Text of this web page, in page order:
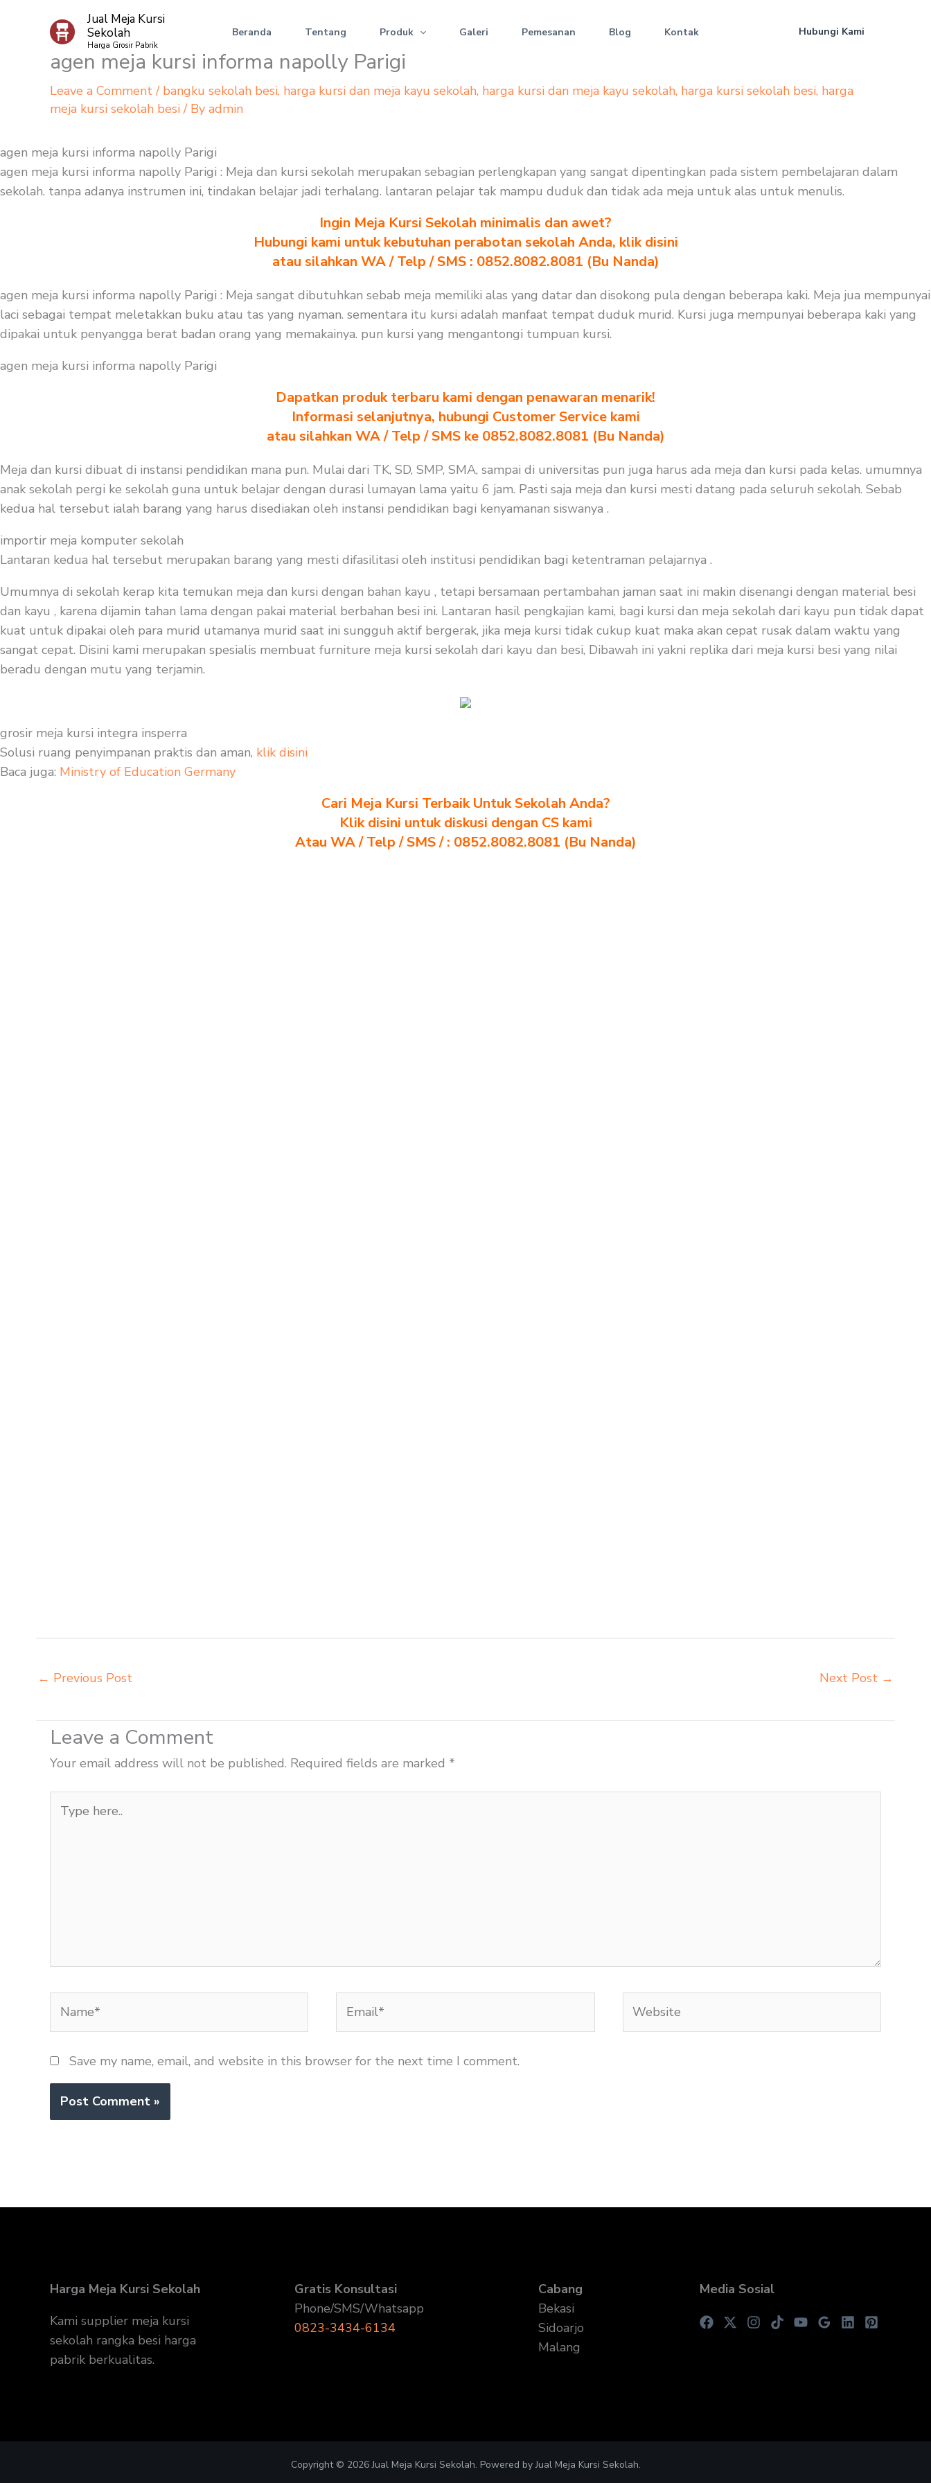
Jual Meja Kursi
Sekolah
Harga Grosir Pabrik
Beranda Tentang Produk Galeri Pemesanan Blog Kontak Hubungi Kami
agen meja kursi informa napolly Parigi
Leave a Comment / bangku sekolah besi, harga kursi dan meja kayu sekolah, harga kursi dan meja kayu sekolah, harga kursi sekolah besi, harga
meja kursi sekolah besi/ By admin
agen meja kursi informa napolly Parigi
agen meja kursi informa napolly Parigi : Meja dan kursi sekolah merupakan sebagian perlengkapan yang sangat dipentingkan pada sistem pembelajaran dalam
sekolah. tanpa adanya instrumen ini, tindakan belajar jadi terhalang. lantaran pelajar tak mampu duduk dan tidak ada meja untuk alas untuk menulis.
Ingin Meja Kursi Sekolah minimalis dan awet?
Hubungi kami untuk kebutuhan perabotan sekolah Anda, klik disini
atau silahkan WA / Telp / SMS : 0852.8082.8081 (Bu Nanda)
agen meja kursi informa napolly Parigi : Meja sangat dibutuhkan sebab meja memiliki alas yang datar dan disokong pula dengan beberapa kaki. Meja jua mempunyai
laci sebagai tempat meletakkan buku atau tas yang nyaman. sementara itu kursi adalah manfaat tempat duduk murid. Kursi juga mempunyai beberapa kaki yang
dipakai untuk penyangga berat badan orang yang memakainya. pun kursi yang mengantongi tumpuan kursi.
agen meja kursi informa napolly Parigi
Dapatkan produk terbaru kami dengan penawaran menarik!
Informasi selanjutnya, hubungi Customer Service kami
atau silahkan WA / Telp / SMS ke 0852.8082.8081 (Bu Nanda)
Meja dan kursi dibuat di instansi pendidikan mana pun. Mulai dari TK, SD, SMP, SMA, sampai di universitas pun juga harus ada meja dan kursi pada kelas. umumnya
anak sekolah pergi ke sekolah guna untuk belajar dengan durasi lumayan lama yaitu 6 jam. Pasti saja meja dan kursi mesti datang pada seluruh sekolah. Sebab
kedua hal tersebut ialah barang yang harus disediakan oleh instansi pendidikan bagi kenyamanan siswanya .
importir meja komputer sekolah
Lantaran kedua hal tersebut merupakan barang yang mesti difasilitasi oleh institusi pendidikan bagi ketentraman pelajarnya .
Umumnya di sekolah kerap kita temukan meja dan kursi dengan bahan kayu , tetapi bersamaan pertambahan jaman saat ini makin disenangi dengan material besi
dan kayu , karena dijamin tahan lama dengan pakai material berbahan besi ini. Lantaran hasil pengkajian kami, bagi kursi dan meja sekolah dari kayu pun tidak dapat
kuat untuk dipakai oleh para murid utamanya murid saat ini sungguh aktif bergerak, jika meja kursi tidak cukup kuat maka akan cepat rusak dalam waktu yang
sangat cepat. Disini kami merupakan spesialis membuat furniture meja kursi sekolah dari kayu dan besi, Dibawah ini yakni replika dari meja kursi besi yang nilai
beradu dengan mutu yang terjamin.
grosir meja kursi integra insperra
Solusi ruang penyimpanan praktis dan aman, klik disini
Baca juga: Ministry of Education Germany
Cari Meja Kursi Terbaik Untuk Sekolah Anda?
Klik disini untuk diskusi dengan CS kami
Atau WA / Telp / SMS / : 0852.8082.8081 (Bu Nanda)
← Previous Post Next Post →
Leave a Comment
Your email address will not be published. Required fields are marked *
here..
Save my name, email, and website in this browser for the next time I comment.
Harga Meja Kursi Sekolah
Kami supplier meja kursi
sekolah rangka besi harga
pabrik berkualitas.
Gratis Konsultasi
Phone/SMS/Whatsapp
0823-3434-6134
Cabang
Bekasi
Sidoarjo
Malang
Media Sosial
Copyright © 2026 Jual Meja Kursi Sekolah. Powered by Jual Meja Kursi Sekolah.